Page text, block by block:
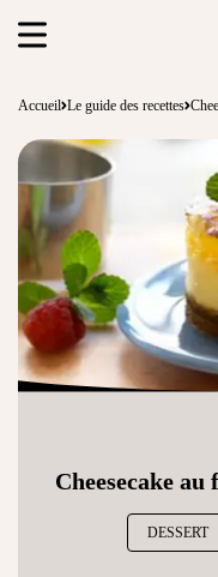
Accueil Le guide des recettes
Cheesecake
DESSERT